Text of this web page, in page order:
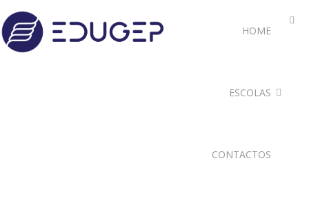
HOME
ESCOLAS
CONTACTOS